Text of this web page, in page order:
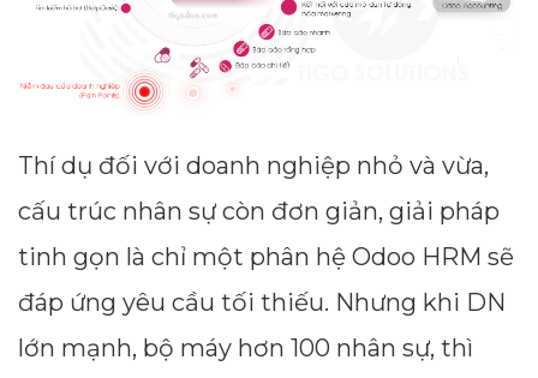
Thí dụ đối với doanh nghiệp nhỏ và vừa,
cấu trúc nhân sự còn đơn giản, giải pháp
tinh gọn là chỉ một phân hệ Odoo HRM sẽ
đáp ứng yêu cầu tối thiếu. Nhưng khi DN
lớn mạnh, bộ máy hơn 100 nhân sự, thì